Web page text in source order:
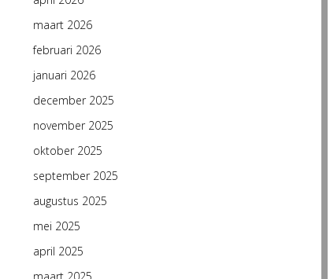
maart 2026
februari 2026
januari 2026
december 2025
november 2025
oktober 2025
september 2025
augustus 2025
mei 2025
april 2025